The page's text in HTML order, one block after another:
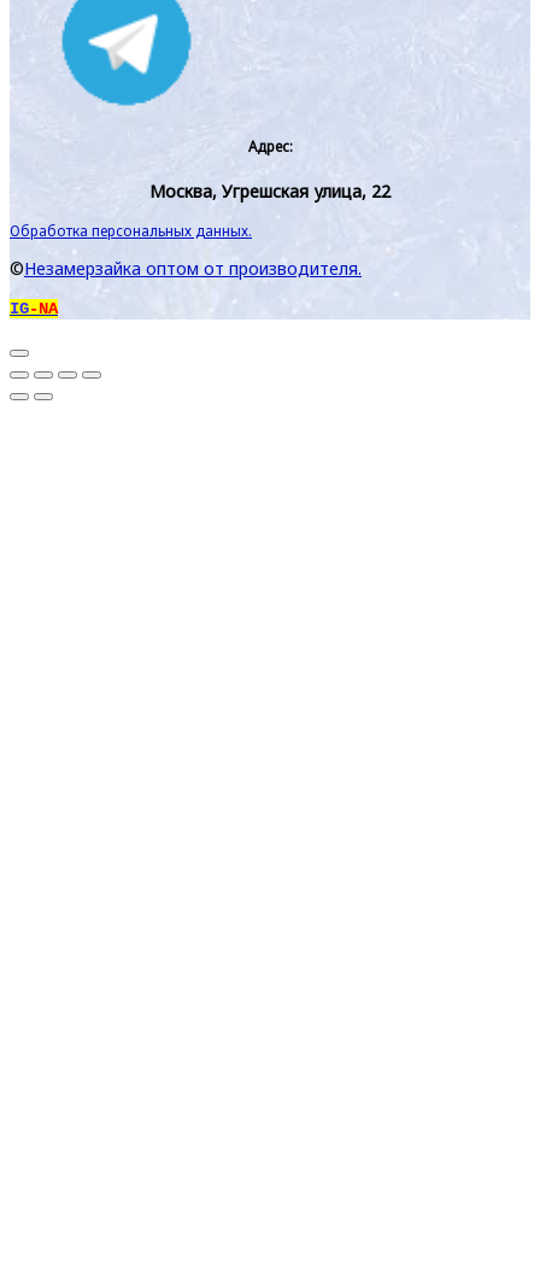
Адрес:
Москва, Угрешская улица, 22
Обработка персональных данных.
©Незамерзайка оптом от производителя.
IG-NA